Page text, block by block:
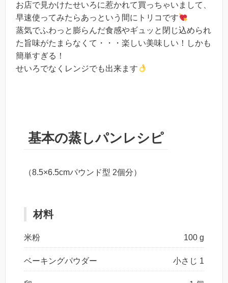
お店で見かけたせいろに惹かれて買っちゃいまして、
早速使ってみたらあっという間にトリコです
蒸気でふわっと膨らんだ食感やギュッと閉じ込められ
た旨味がたまらなくて・・・楽しい美味しい！しかも
簡単すぎる！
せいろでなくレンジでも出来ます
基本の蒸しパンレシピ
（8.5×6.5cmパウンド型 2個分）
材料
米粉 100 g
ベーキングパウダー 小さじ 1